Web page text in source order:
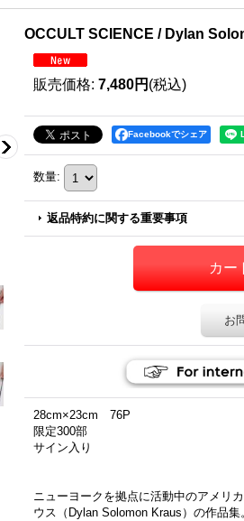
OCCULT SCIENCE / Dylan
販売価格: 7,480円 (税込)
Facebookでシェア
数量:
返品特約に関する重要事項
お
28cm×23cm 76P
限定300部
サイン入り
ニューヨークを拠点に活動中のアメリ
ウス（Dylan Solomon Kraus）の作品集